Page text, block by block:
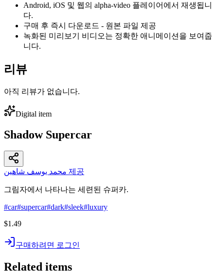
Android, iOS 및 웹의 alpha-video 플레이어에서 재생됩니
다.
구매 후 즉시 다운로드 - 원본 파일 제공
녹화된 미리보기 비디오는 정확한 애니메이션을 보여줍
니다.
리뷰
아직 리뷰가 없습니다.
Digital item
Shadow Supercar
محمد يوسف شاهين 제공
그림자에서 나타나는 세련된 슈퍼카.
#car#supercar#dark#sleek#luxury
$1.49
구매하려면 로그인
Related items